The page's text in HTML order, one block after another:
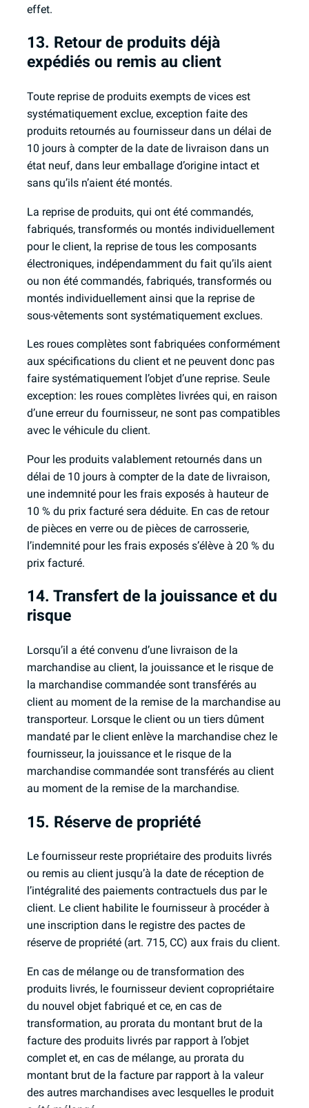
effet.
13. Retour de produits déjà
expédiés ou remis au client
Toute reprise de produits exempts de vices est
systématiquement exclue, exception faite des
produits retournés au fournisseur dans un délai de
10 jours à compter de la date de livraison dans un
état neuf, dans leur emballage d’origine intact et
sans qu’ils n’aient été montés.
La reprise de produits, qui ont été commandés,
fabriqués, transformés ou montés individuellement
pour le client, la reprise de tous les composants
électroniques, indépendamment du fait qu’ils aient
ou non été commandés, fabriqués, transformés ou
montés individuellement ainsi que la reprise de
sous-vêtements sont systématiquement exclues.
Les roues complètes sont fabriquées conformément
aux spécifications du client et ne peuvent donc pas
faire systématiquement l’objet d’une reprise. Seule
exception: les roues complètes livrées qui, en raison
d’une erreur du fournisseur, ne sont pas compatibles
avec le véhicule du client.
Pour les produits valablement retournés dans un
délai de 10 jours à compter de la date de livraison,
une indemnité pour les frais exposés à hauteur de
10 % du prix facturé sera déduite. En cas de retour
de pièces en verre ou de pièces de carrosserie,
l’indemnité pour les frais exposés s’élève à 20 % du
prix facturé.
14. Transfert de la jouissance et du
risque
Lorsqu’il a été convenu d’une livraison de la
marchandise au client, la jouissance et le risque de
la marchandise commandée sont transférés au
client au moment de la remise de la marchandise au
transporteur. Lorsque le client ou un tiers dûment
mandaté par le client enlève la marchandise chez le
fournisseur, la jouissance et le risque de la
marchandise commandée sont transférés au client
au moment de la remise de la marchandise.
15. Réserve de propriété
Le fournisseur reste propriétaire des produits livrés
ou remis au client jusqu’à la date de réception de
l’intégralité des paiements contractuels dus par le
client. Le client habilite le fournisseur à procéder à
une inscription dans le registre des pactes de
réserve de propriété (art. 715, CC) aux frais du client.
En cas de mélange ou de transformation des
produits livrés, le fournisseur devient copropriétaire
du nouvel objet fabriqué et ce, en cas de
transformation, au prorata du montant brut de la
facture des produits livrés par rapport à l’objet
complet et, en cas de mélange, au prorata du
montant brut de la facture par rapport à la valeur
des autres marchandises avec lesquelles le produit